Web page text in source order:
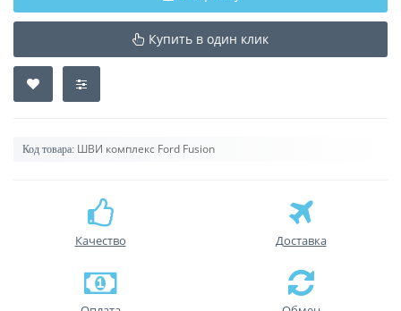
Купить в один клик
Код товара: ШВИ комплекс Ford Fusion
Качество Доставка